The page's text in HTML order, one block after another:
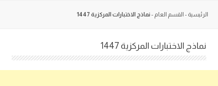
الرئيسية - القسم العام - نماذج الاختبارات المركزية 1447
نماذج الاختبارات المركزية 1447